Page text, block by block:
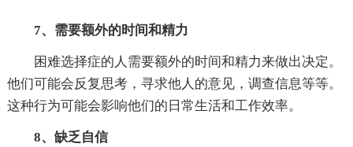
7、需要额外的时间和精力
困难选择症的人需要额外的时间和精力来做出决定。
他们可能会反复思考，寻求他人的意见，调查信息等等。
这种行为可能会影响他们的日常生活和工作效率。
8、缺乏自信